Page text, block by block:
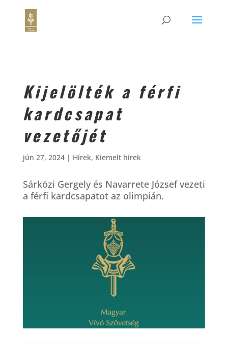
Kijelölték a férfi
kardcsapat
vezetőjét
jún 27, 2024| Hírek, Kiemelt hírek
Sárközi Gergely és Navarrete József vezeti
a férfi kardcsapatot az olimpián.